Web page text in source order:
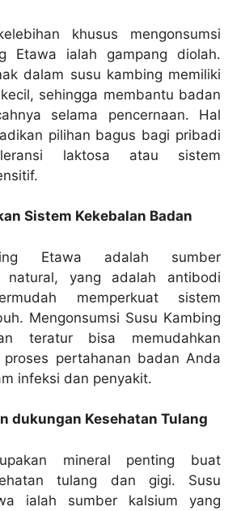
khusus mengonsumsi
Etawa ialah gampang diolah.
dalam susu kambing memiliki
sehingga membantu badan
selama pencernaan. Hal
pilihan bagus bagi pribadi
laktosa atau sistem
Sistem Kekebalan Badan
Etawa adalah sumber
natural, yang adalah antibodi
memperkuat sistem
Mengonsumsi Susu Kambing
teratur bisa memudahkan
proses pertahanan badan Anda
infeksi dan penyakit.
dukungan Kesehatan Tulang
mineral penting buat
tulang dan gigi. Susu
ialah sumber kalsium yang